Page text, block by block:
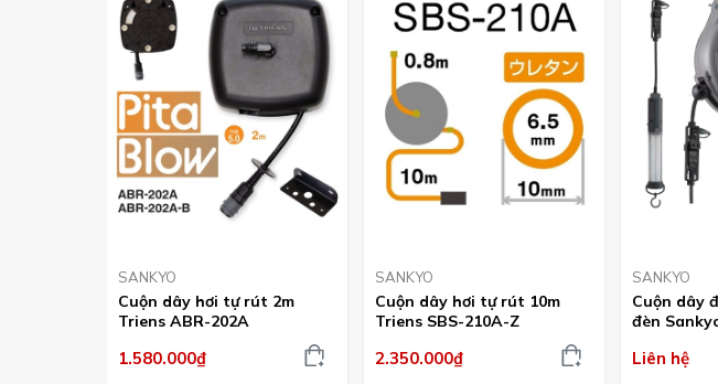
SANKYO
Cuộn dây hơi tự rút 2m
Triens ABR-202A
1.580.000₫
SANKYO
Cuộn dây hơi tự rút 10m
Triens SBS-210A-Z
2.350.000₫
SANKYO
Cuộn dây
đèn
Liên hệ